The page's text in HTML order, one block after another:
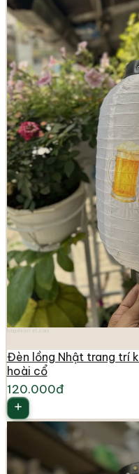
Đèn lồng Nhật trang trí
hoài cổ
120.000đ